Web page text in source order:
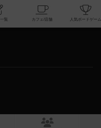
掲示板一覧 カフェ/店舗